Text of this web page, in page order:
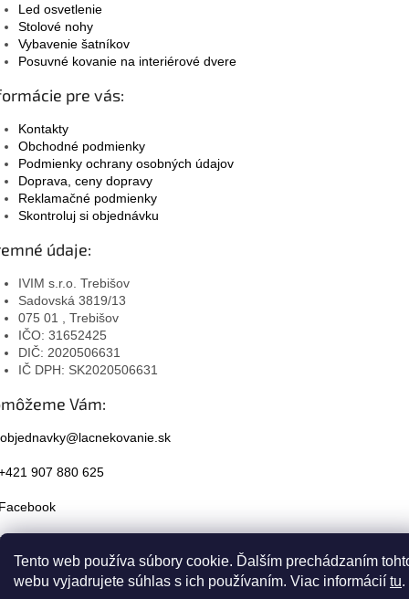
Tento web používa súbory cookie. Ďalším prechádzaním
webu vyjadrujete súhlas s ich používaním. Viac informácií tu.
Led osvetlenie
Stolové nohy
Vybavenie šatníkov
Posuvné kovanie na interiérové dvere
pre vás:
Kontakty
Obchodné podmienky
Podmienky ochrany osobných údajov
Doprava, ceny dopravy
Reklamačné podmienky
Skontroluj si objednávku
údaje:
IVIM s.r.o. Trebišov
Sadovská 3819/13
075 01 , Trebišov
IČO: 31652425
DIČ: 2020506631
IČ DPH: SK2020506631
Vám:
objednavky@lacnekovanie.sk
907 880 625